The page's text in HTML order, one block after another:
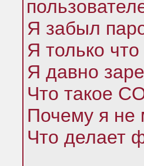
Я забыл
Я только
Я давно
Что такое
Почему я не
Что делает